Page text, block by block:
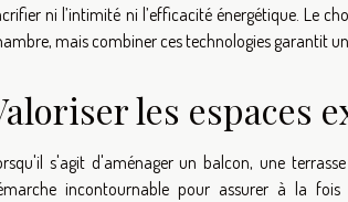
ni l’intimité ni l’efficacité énergétique. Le
mais combiner ces technologies garantit
les espaces
s'agit d'aménager un balcon, une
incontournable pour assurer à la fois